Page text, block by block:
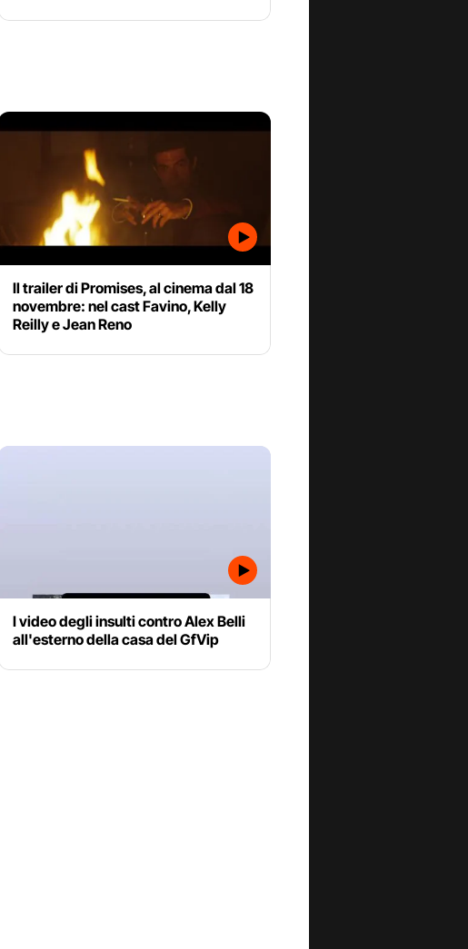
Il trailer di Promises, al cinema dal 18
novembre: nel cast Favino, Kelly
Reilly e Jean Reno
I video degli insulti contro Alex Belli
all'esterno della casa del GfVip